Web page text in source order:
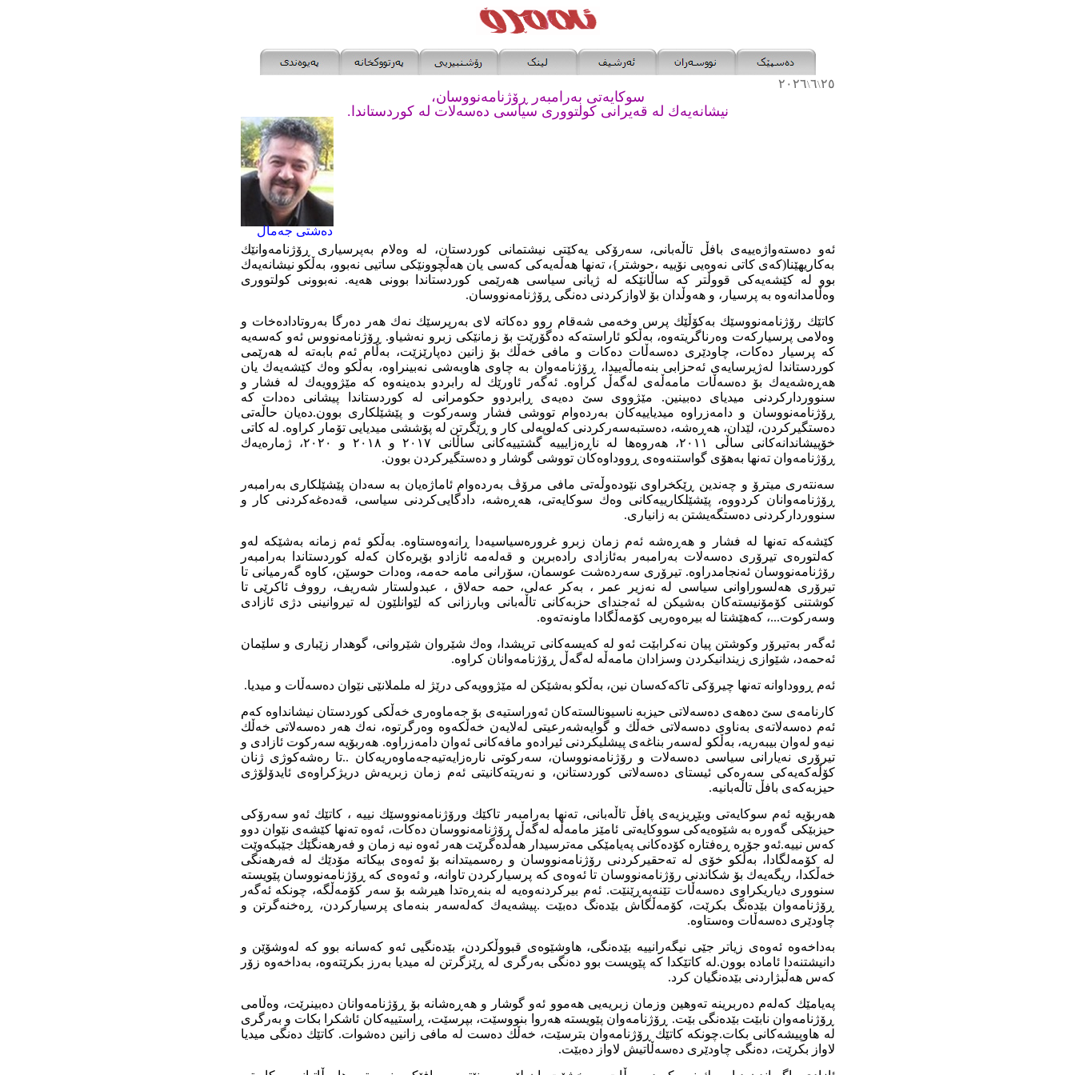
٢٥\٦\٢٠٢٦
سوکایەتی بەرامبەر ڕۆژنامەنووسان،
نیشانەیەك لە قەیرانی کولتووری سیاسی دەسەلات لە کوردستاندا.
دەشتی جەمال
ئەو دەستەواژەییەی بافڵ تاڵەبانی، سەرۆکی یەکێتی نیشتمانی کوردستان، لە وەلام بەپرسیاری ڕۆژنامەوانێك
بەکاریهێنا(کەی کاتی نەوەیی نۆییە ،حوشتر}، تەنها هەڵەیەکی کەسی یان هەڵچوونێکی ساتیی نەبوو، بەڵکو نیشانەیەك
بوو لە کێشەیەکی قووڵتر کە ساڵانێکە لە ژیانی سیاسی هەرێمی کوردستاندا بوونی هەیە. نەبوونی کولتووری
وەڵامدانەوە بە پرسیار، و هەوڵدان بۆ لاوازکردنی دەنگی ڕۆژنامەنووسان.
کاتێك رۆژنامەنووسێك بەکۆڵێك پرس وخەمی شەقام روو دەکاتە لای بەرپرسێك نەك هەر دەرگا بەروتادادەخات و
وەلامی پرسیارکەت وەرناگریتەوە، بەڵکو ئاراستەکە دەگۆرێت بۆ زمانێكی زبرو نەشیاو. ڕۆژنامەنووس ئەو کەسەیە
کە پرسیار دەکات، چاودێری دەسەڵات دەکات و مافی خەڵك بۆ زانین دەپارێزێت، بەڵام ئەم بابەتە لە هەرێمی
کوردستاندا لەژیرسایەی ئەحزابی بنەماڵەییدا، ڕۆژنامەوان بە چاوی هاوبەشی نەبینراوە، بەڵکو وەك کێشەیەك یان
هەڕەشەیەك بۆ دەسەڵات مامەڵەی لەگەڵ کراوە. ئەگەر ئاورێك لە رابردو بدەینەوە کە مێژوویەك لە فشار و
سنووردارکردنی میدیای دەبینین. مێژووی سێ دەیەی ڕابردوو حکومرانی لە کوردستاندا پیشانی دەدات کە
ڕۆژنامەنووسان و دامەزراوە میدیاییەکان بەردەوام تووشی فشار وسەرکوت و پێشێلکاری بوون.دەیان حاڵەتی
دەستگیرکردن، لێدان، هەڕەشە، دەستبەسەرکردنی کەلوپەلی کار و ڕێگرتن لە پۆششی میدیایی تۆمار کراوە. لە کاتی
خۆپیشاندانەکانی ساڵی ٢٠١١، هەروەها لە ناڕەزایییە گشتییەکانی ساڵانی ٢٠١٧ و ٢٠١٨ و ٢٠٢٠، ژمارەیەك
ڕۆژنامەوان تەنها بەهۆی گواستنەوەی ڕووداوەکان تووشی گوشار و دەستگیرکردن بوون.
سەنتەری میترۆ و چەندین ڕێکخراوی نێودەوڵەتی مافی مرۆڤ بەردەوام ئاماژەیان بە سەدان پێشێلکاری بەرامبەر
ڕۆژنامەوانان کردووە، پێشێلکارییەکانی وەك سوکایەتی، هەڕەشە، دادگایی‌کردنی سیاسی، قەدەغەکردنی کار و
سنووردارکردنی دەستگەیشتن بە زانیاری.
کێشەکە تەنها لە فشار و هەڕەشە ئەم زمان زبرو غرورەسیاسیەدا ڕانەوەستاوە. بەڵکو ئەم زمانە بەشێکە لەو
کەلتورەی تیرۆری دەسەلات بەرامبەر بەئازادی رادەبرین و قەلەمە ئازادو بۆیرەکان کەلە کوردستاندا بەرامبەر
رۆژنامەنووسان ئەنجامدراوە. تیرۆری سەردەشت عوسمان، سۆرانی مامە حەمە، وەدات حوسێن، کاوە گەرمیانی تا
تیرۆری هەلسوراوانی سیاسی لە نەزیر عمر ، بەکر عەلی، حمە حەلاق ، عبدولستار شەریف، رووف ئاکرێی تا
کوشتنی کۆمۆنیستەکان بەشیکن لە ئەجندای حزبەکانی تاڵەبانی وبارزانی کە لێوانلێون لە تیروانینی دژی ئازادی
وسەرکوت...، کەهێشتا لە بیرەوەریی کۆمەڵگادا ماونەتەوە.
ئەگەر بەتیرۆر وکوشتن پیان نەکرابێت ئەو لە کەیسەکانی تریشدا، وەك شێروان شێروانی، گوهدار زێباری و سلێمان
ئەحمەد، شێوازی زیندانیکردن وسزادان مامەڵە لەگەڵ ڕۆژنامەوانان کراوە.
ئەم ڕووداوانە تەنها چیرۆکی تاکەکەسان نین، بەڵکو بەشێکن لە مێژوویەکی درێژ لە ململانێی نێوان دەسەڵات و میدیا.
کارنامەی سێ دەهەی دەسەلاتی حیزبە ناسیونالستەکان ئەوراستیەی بۆ جەماوەری خەڵکی کوردستان نیشانداوە کەم
ئەم دەسەلاتەی بەناوی دەسەلاتی خەڵك و گوایەشەرعیتی لەلایەن خەڵکەوە وەرگرتوە، نەك هەر دەسەلاتی خەڵك
نیەو لەوان بیبەریە، بەڵکو لەسەر بناغەی پیشلیکردنی ئیرادەو مافەکانی ئەوان دامەزراوە. هەربۆیە سەرکوت ئازادی و
تیرۆری نەیارانی سیاسی دەسەلات و رۆژنامەنووسان، سەرکوتی نارەزایەتیەجەماوەریەکان ..تا رەشەکوژی ژنان
کۆڵەکەیەکی سەرەکی ئیستای دەسەلاتی کوردستانن، و نەریتەکانیتی ئەم زمان زبریەش دریژکراوەی ئایدۆلۆژی
حیزبەکەی بافڵ تاڵەبانیە.
هەربۆیە ئەم سوکایەتی وبێڕیزیەی پافڵ تاڵەبانی، تەنها بەرامبەر تاکێك ورۆژنامەنووسێك نییە ، کاتێك ئەو سەرۆکی
حیزبێکی گەورە بە شێوەیەکی سووکایەتی ئامێز مامەڵە لەگەڵ ڕۆژنامەنووسان دەکات، ئەوە تەنها کێشەی نێوان دوو
کەس نییە.ئەو جۆرە ڕەفتارە کۆدەکانی پەیامێکی مەترسیدار هەڵدەگرێت هەر ئەوە نیە زمان و فەرهەنگێك جێبکەوێت
لە کۆمەلگادا، بەڵکو خۆی لە تەحقیرکردنی رۆژنامەنووسان و رەسمیتدانە بۆ ئەوەی بیکاتە مۆدێك لە فەرهەنگی
خەڵکدا، ریگەیەك بۆ شکاندنی رۆژنامەنووسان تا ئەوەی کە پرسیارکردن تاوانە، و ئەوەی کە ڕۆژنامەنووسان پێویستە
سنووری دیاریکراوی دەسەڵات تێنەپەڕێنێت. ئەم بیرکردنەوەیە لە بنەڕەتدا هیرشە بۆ سەر کۆمەڵگە، چونکە ئەگەر
ڕۆژنامەوان بێدەنگ بکرێت، کۆمەڵگاش بێدەنگ دەبێت .پیشەیەك کەلەسەر بنەمای پرسیارکردن، ڕەخنەگرتن و
چاودێری دەسەڵات وەستاوە.
بەداخەوە ئەوەی زیاتر جێی نیگەرانییە بێدەنگی، هاوشێوەی قبووڵکردن، بێدەنگیی ئەو کەسانە بوو کە لەوشۆێن و
دانیشتنەدا ئامادە بوون.لە کاتێکدا کە پێویست بوو دەنگی بەرگری لە ڕێزگرتن لە میدیا بەرز بکرێتەوە، بەداخەوە زۆر
کەس هەڵبژاردنی بێدەنگیان کرد.
پەیامێك کەلەم دەربرینە تەوهین وزمان زبریەیی هەموو ئەو گوشار و هەڕەشانە بۆ ڕۆژنامەوانان دەبینرێت، وەڵامی
ڕۆژنامەوان نابێت بێدەنگی بێت. ڕۆژنامەوان پێویستە هەروا بنووسێت، بپرسێت، ڕاستییەکان ئاشکرا بکات و بەرگری
لە هاوپیشەکانی بکات.چونکە کاتێك ڕۆژنامەوان بترسێت، خەڵك دەست لە مافی زانین دەشوات. کاتێك دەنگی میدیا
لاواز بکرێت، دەنگی چاودێری دەسەڵاتیش لاواز دەبێت.